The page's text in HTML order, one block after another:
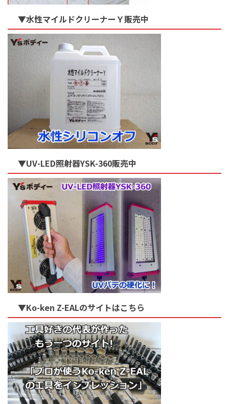
▼水性マイルドクリーナーＹ販売中
▼UV-LED照射器YSK-360販売中
▼Ko-ken Z-EALのサイトはこちら